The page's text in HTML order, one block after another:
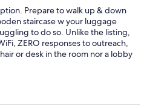
Prepare to walk up & down
staircase w your luggage
to do so. Unlike the listing,
ZERO responses to outreach,
or desk in the room nor a lobby
sleeps. You need to turn
door and I’m thin! Completely
fix WIFI. A poorly run mess.